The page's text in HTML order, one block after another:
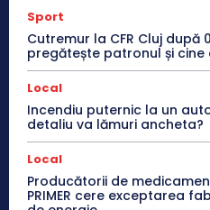
Sport
Cutremur la CFR Cluj
pregătește patronul și
Local
Incendiu puternic la un
detaliu va lămuri ancheta?
Local
Producătorii de
PRIMER cere exceptarea